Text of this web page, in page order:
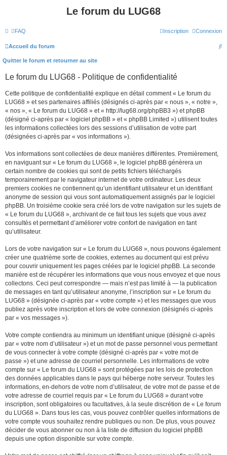
Le forum du LUG68
FAQ Connexion
Inscription
Accueil du forum
R
Quitter le forum et retourner au site
Le forum du LUG68 - Politique de confidentialité
Cette politique de confidentialité explique en détail comment « Le forum du
LUG68 » et ses partenaires affiliés (désignés ci-après par « nous », « notre »,
« nos », « Le forum du LUG68 » et « http://lug68.org/phpBB3 ») et phpBB
(désigné ci-après par « logiciel phpBB » et « phpBB Limited ») utilisent toutes
les informations collectées lors des sessions d’utilisation de votre part
(désignées ci-après par « vos informations »).
Vos informations sont collectées de deux manières différentes. Premièrement,
en naviguant sur « Le forum du LUG68 », le logiciel phpBB génèrera un
certain nombre de cookies qui sont de petits fichiers téléchargés
temporairement par le navigateur internet de votre ordinateur. Les deux
premiers cookies ne contiennent qu’un identifiant utilisateur et un identifiant
anonyme de session qui vous sont automatiquement assignés par le logiciel
phpBB. Un troisième cookie sera créé lors de votre navigation sur les sujets de
« Le forum du LUG68 », archivant de ce fait tous les sujets que vous avez
consultés et permettant d’améliorer votre confort de navigation en tant
qu’utilisateur.
Lors de votre navigation sur « Le forum du LUG68 », nous pouvons également
créer une quatrième sorte de cookies, externes au document qui est prévu
pour couvrir uniquement les pages créées par le logiciel phpBB. La seconde
manière est de récupérer les informations que vous nous envoyez et que nous
collectons. Ceci peut correspondre — mais n’est pas limité à — la publication
de messages en tant qu’utilisateur anonyme, l’inscription sur « Le forum du
LUG68 » (désignée ci-après par « votre compte ») et les messages que vous
publiez après votre inscription et lors de votre connexion (désignés ci-après
par « vos messages »).
Votre compte contiendra au minimum un identifiant unique (désigné ci-après
par « votre nom d’utilisateur ») et un mot de passe personnel vous permettant
de vous connecter à votre compte (désigné ci-après par « votre mot de
passe ») et une adresse de courriel personnelle. Les informations de votre
compte sur « Le forum du LUG68 » sont protégées par les lois de protection
des données applicables dans le pays qui héberge notre serveur. Toutes les
informations, en-dehors de votre nom d’utilisateur, de votre mot de passe et de
votre adresse de courriel requis par « Le forum du LUG68 » durant votre
inscription, sont obligatoires ou facultatives, à la seule discrétion de « Le forum
du LUG68 ». Dans tous les cas, vous pouvez contrôler quelles informations de
votre compte vous souhaitez rendre publiques ou non. De plus, vous pouvez
décider de vous abonner ou non à la liste de diffusion du logiciel phpBB
depuis une option disponible sur votre compte.